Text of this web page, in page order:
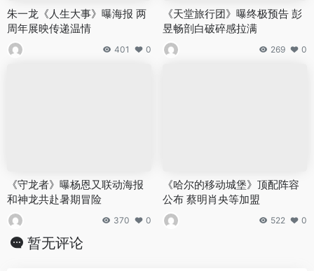
朱一龙《人生大事》曝海报 两
周年展映传递温情
401 0
《天堂旅行团》曝终极预告 彭
昱畅剖白破碎感拉满
269 0
《守龙者》曝杨恩又联动海报
和神龙共赴暑期冒险
370 0
《哈尔的移动城堡》顶配阵容
公布 蔡明肖央等加盟
522 0
暂无评论